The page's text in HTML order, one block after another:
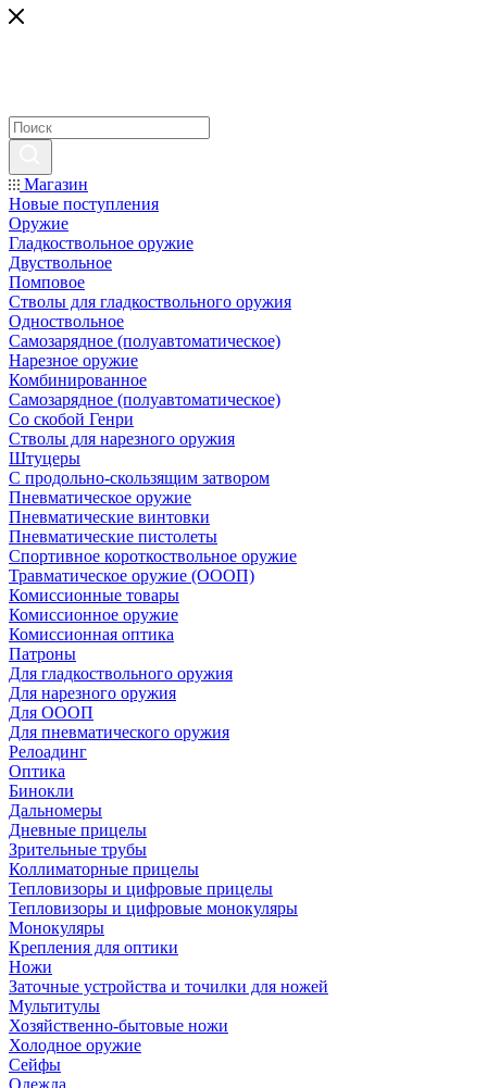
Магазин
Новые поступления
Оружие
Гладкоствольное оружие
Двуствольное
Помповое
Стволы для гладкоствольного оружия
Одноствольное
Самозарядное (полуавтоматическое)
Нарезное оружие
Комбинированное
Самозарядное (полуавтоматическое)
Со скобой Генри
Стволы для нарезного оружия
Штуцеры
С продольно-скользящим затвором
Пневматическое оружие
Пневматические винтовки
Пневматические пистолеты
Спортивное короткоствольное оружие
Травматическое оружие (ОООП)
Комиссионные товары
Комиссионное оружие
Комиссионная оптика
Патроны
Для гладкоствольного оружия
Для нарезного оружия
Для ОООП
Для пневматического оружия
Релоадинг
Оптика
Бинокли
Дальномеры
Дневные прицелы
Зрительные трубы
Коллиматорные прицелы
Тепловизоры и цифровые прицелы
Тепловизоры и цифровые монокуляры
Монокуляры
Крепления для оптики
Ножи
Заточные устройства и точилки для ножей
Мультитулы
Хозяйственно-бытовые ножи
Холодное оружие
Сейфы
Одежда